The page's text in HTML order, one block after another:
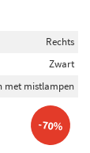
Rechts
Zwart
met mistlampen
-70%